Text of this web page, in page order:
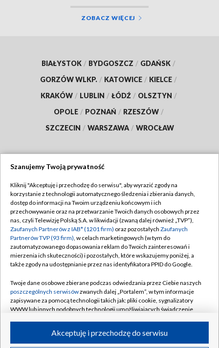
ZOBACZ WIĘCEJ
BIAŁYSTOK / BYDGOSZCZ / GDAŃSK /
GORZÓW WLKP. / KATOWICE / KIELCE /
KRAKÓW / LUBLIN / ŁÓDŹ / OLSZTYN /
OPOLE / POZNAŃ / RZESZÓW /
SZCZECIN / WARSZAWA / WROCŁAW
TVP
Abonament TVP
Emisja w TVP
Centrum informacji TVP
Naziemna Telewizja Cyfrowa
Rada Programowa
System NOS
Informacje o nadawcy
Program dla prasy
Regulamin TVP
Polityka prywatności
Moje zgody
Pomoc
Kontakt
Kanały
Szanujemy Twoją prywatność
Kliknij "Akceptuję i przechodzę do serwisu", aby wyrazić zgody na
korzystanie z technologii automatycznego śledzenia i zbierania danych,
dostęp do informacji na Twoim urządzeniu końcowym i ich
przechowywanie oraz na przetwarzanie Twoich danych osobowych przez
nas, czyli Telewizję Polską S.A. w likwidacji (zwaną dalej również „TVP”),
Zaufanych Partnerów z IAB* (1201 firm) oraz pozostałych Zaufanych
Partnerów TVP (93 firm), w celach marketingowych (w tym do
zautomatyzowanego dopasowania reklam do Twoich zainteresowań i
mierzenia ich skuteczności) i pozostałych, które wskazujemy poniżej, a
także zgody na udostępnianie przez nas identyfikatora PPID do Google.
Twoje dane osobowe zbierane podczas odwiedzania przez Ciebie naszych
poszczególnych serwisówzwanych dalej „Portalem”, w tym informacje
zapisywane za pomocą technologii takich jak: pliki cookie, sygnalizatory
WWW lub innych podobnych technologii umożliwiających świadczenie
ruchu w Internecie.Akceptuję i przechodzę do serwisu